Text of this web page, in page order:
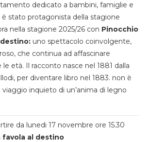
dedicato a bambini, famiglie e
è stato protagonista della stagione
nella stagione 2025/26 con Pinocchio
uno spettacolo coinvolgente,
che continua ad affascinare
età. Il racconto nasce nel 1881 dalla
per diventare libro nel 1883. non è
viaggio inquieto di un’anima di legno
da lunedi 17 novembre ore 15.30
favola al destino